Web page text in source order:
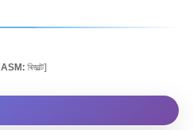
ASM: ৰিজাল্ট]